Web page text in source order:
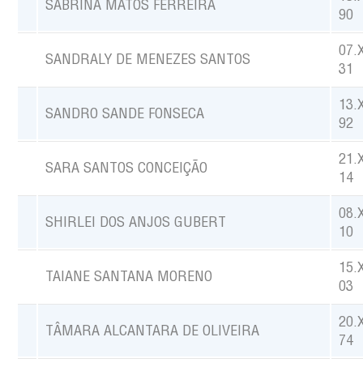
SABRINA MATOS FERREIRA
90
SANDRALY DE MENEZES SANTOS
31
SANDRO SANDE FONSECA
92
SARA SANTOS CONCEIÇÃO
14
SHIRLEI DOS ANJOS GUBERT
10
TAIANE SANTANA MORENO
03
TÂMARA ALCANTARA DE OLIVEIRA
74